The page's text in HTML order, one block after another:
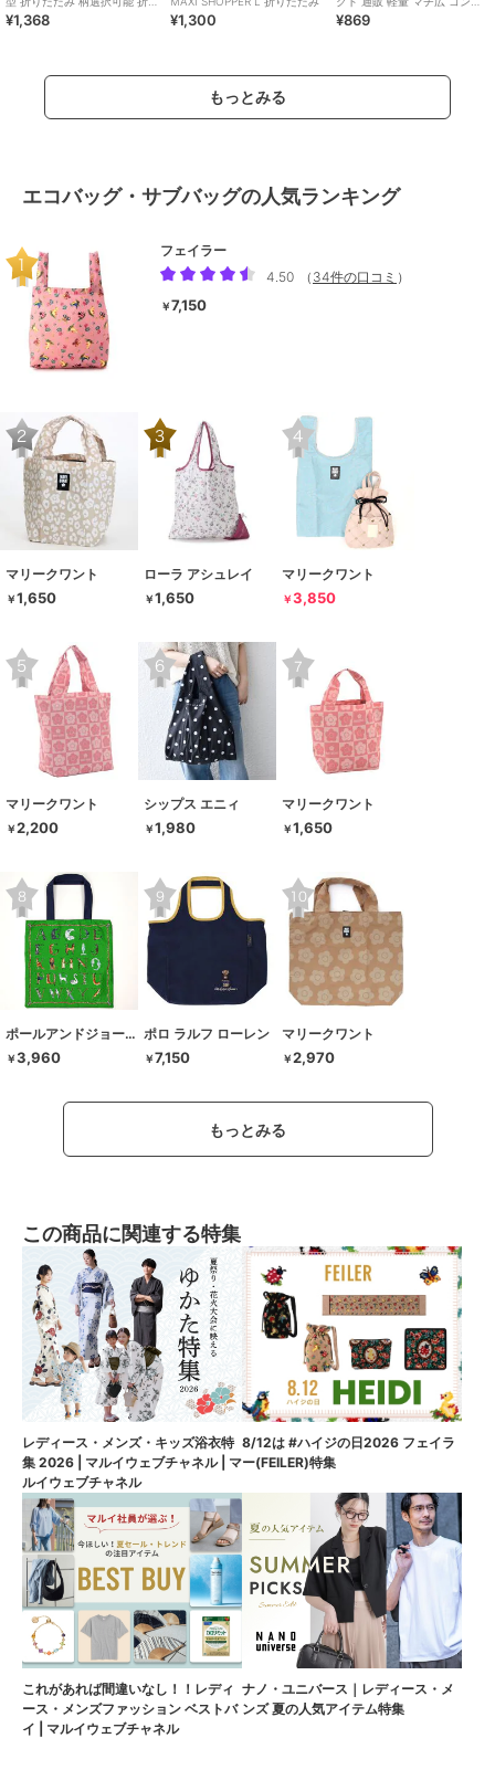
畳み 簡単 コンパクト コンビニ
¥1,368 ¥1,300
ニ ショッピングバッグ お買い
¥869
もっとみる
エコバッグ・サブバッグの人気ランキング
フェイラー
4.50
（ 34件の口コミ ）
￥7,150
マリークワント
￥1,650
ローラ アシュレイ
￥1,650
マリークワント
￥3,850
マリークワント
￥2,200
シップス エニィ
￥1,980
マリークワント
￥1,650
ポールアンドジョーアクセソワ
￥3,960
ポロ ラルフ ローレン
￥7,150
マリークワント
￥2,970
もっとみる
この商品に関連する特集
レディース・メンズ・キッズ浴衣特
集 2026 | マルイウェブチャネル | マ
ルイウェブチャネル
8/12は #ハイジの日2026 フェイラ
ー(FEILER)特集
これがあれば間違いなし！！レディ
ース・メンズファッション ベストバ
イ | マルイウェブチャネル
ナノ・ユニバース｜レディース・メ
ンズ 夏の人気アイテム特集